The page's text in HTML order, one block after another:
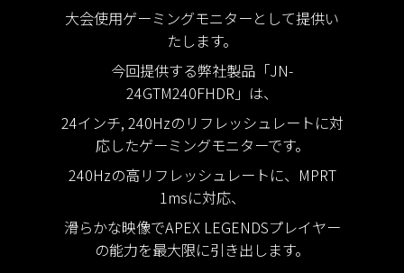
大会使用ゲーミングモニターとして提供い
たします。
今回提供する弊社製品「JN-
24GTM240FHDR」は、
24インチ, 240Hzのリフレッシュレートに対
応したゲーミングモニターです。
240Hzの高リフレッシュレートに、MPRT
1msに対応、
滑らかな映像でAPEX LEGENDSプレイヤー
の能力を最大限に引き出します。